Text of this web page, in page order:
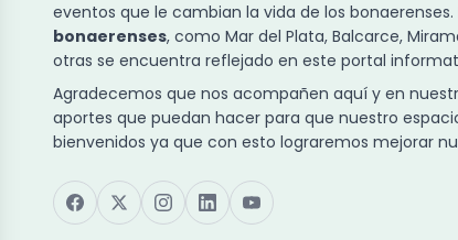
eventos que le cambian la vida de los bonaerenses.
bonaerenses, como Mar del Plata, Balcarce,
otras se encuentra reflejado en este portal
Agradecemos que nos acompañen aquí y en
aportes que puedan hacer para que nuestro
bienvenidos ya que con esto lograremos mejorar